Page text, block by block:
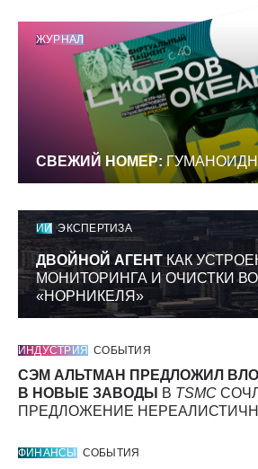
ЖУРНАЛ
СВЕЖИЙ НОМЕР:
ИИ ЭКСПЕРТИЗА
ДВОЙНОЙ АГЕНТКАК
МОНИТОРИНГА И ОЧИСТКИ
«НОРНИКЕЛЯ»
ИНДУСТРИЯ СОБЫТИЯ
СЭМ АЛЬТМАН ПРЕДЛОЖИЛ
В НОВЫЕ ЗАВОДЫ
В TSMC
ПРЕДЛОЖЕНИЕ
ФИНАНСЫ СОБЫТИЯ